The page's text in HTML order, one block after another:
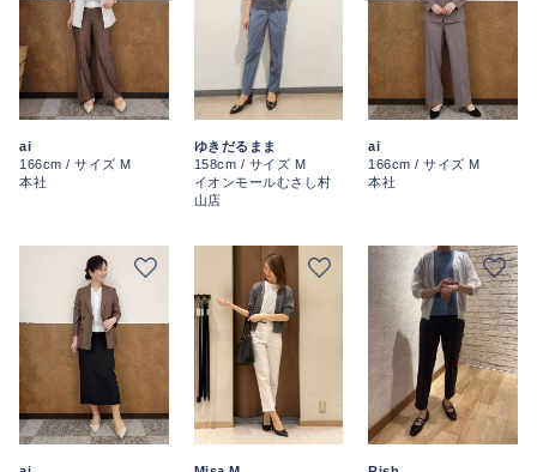
ai
166cm / サイズ M
本社
ゆきだるまま
158cm / サイズ M
イオンモールむさし村
山店
ai
166cm / サイズ M
本社